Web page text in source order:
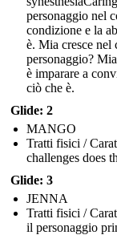
personaggio nel
condizione e la
è. Mia cresce nel
personaggio?
è imparare a
ciò che è.
Glide: 2
MANGO
Tratti fisici /
challenges does
Glide: 3
JENNA
Tratti fisici /
il personaggio